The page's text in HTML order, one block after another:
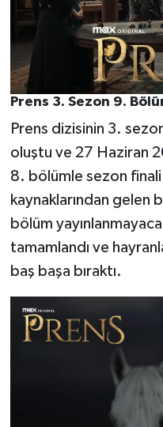
Prens 3. Sezon 9.
Prens dizisinin 3.
oluştu ve 27 Haziran
8. bölümle sezon finali
kaynaklarından
bölüm
tamamlandı ve
baş başa bıraktı.